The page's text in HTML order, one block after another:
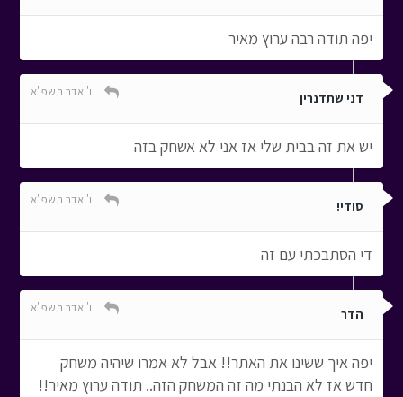
יפה תודה רבה ערוץ מאיר
דני שתדנרין ו' אדר תשפ"א
יש את זה בבית שלי אז אני לא אשחק בזה
סודי! ו' אדר תשפ"א
די הסתבכתי עם זה
הדר ו' אדר תשפ"א
יפה איך ששינו את האתר!! אבל לא אמרו שיהיה משחק
חדש אז לא הבנתי מה זה המשחק הזה.. תודה ערוץ מאיר!!